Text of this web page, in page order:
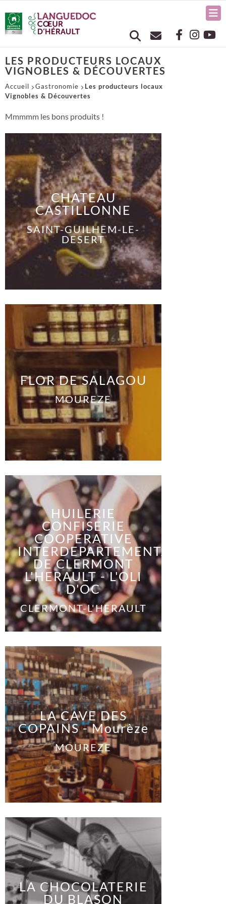
LES PRODUCTEURS LOCAUX
VIGNOBLES & DÉCOUVERTES
Accueil Gastronomie
Les producteurs locaux
Vignobles & Découvertes
Mmmmm les bons produits !
CHATEAU
CASTILLONNE
SAINT-GUILHEM-LE-
DESERT
FLOR DE SALAGOU
MOUREZE
HUILERIE
CONFISERIE
COOPERATIVE
INTERDEPARTEMENTALE
DE CLERMONT
L'HERAULT - L'OLI
D'OC
CLERMONT-L'HERAULT
LA CAVE DES
COPAINS - Mourèze
MOUREZE
LA CHOCOLATERIE
DU BLASON